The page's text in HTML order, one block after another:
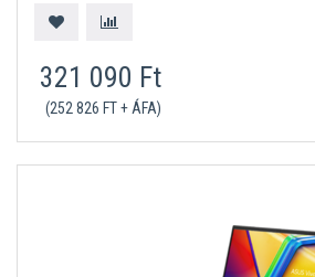
321 090 Ft
(252 826 FT + ÁFA)